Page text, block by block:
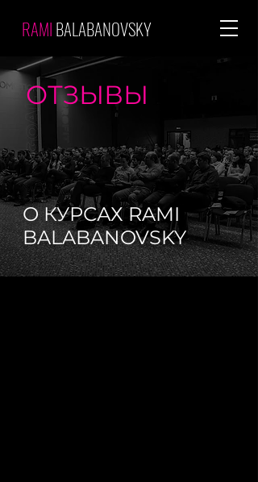
RAMIBALABANOVSKY
ОТЗЫВЫ
О КУРСАХ RAMI
BALABANOVSKY